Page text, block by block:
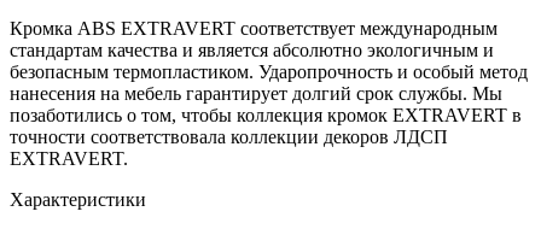
Кромка ABS EXTRAVERT соответствует международным
стандартам качества и является абсолютно экологичным и
безопасным термопластиком. Ударопрочность и особый метод
нанесения на мебель гарантирует долгий срок службы. Мы
позаботились о том, чтобы коллекция кромок EXTRAVERT в
точности соответствовала коллекции декоров ЛДСП
EXTRAVERT.
Характеристики